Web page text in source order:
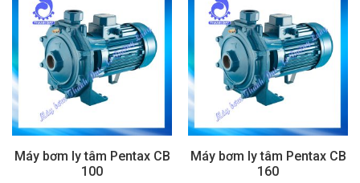
Máy bơm ly tâm Pentax CB
100
Máy bơm ly tâm Pentax CB
160